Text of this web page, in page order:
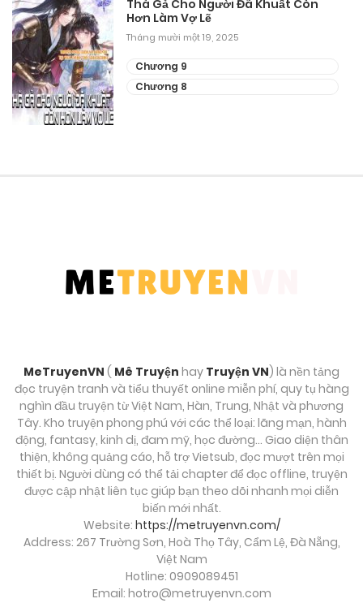
Thà Gả Cho Người Đã Khuất Còn
Hơn Làm Vợ Lẽ
Tháng mười một 19, 2025
Chương 9
Chương 8
MeTruyenVN ( Mê Truyện hay Truyện VN) là nền tảng
đọc truyện tranh và tiểu thuyết online miễn phí, quy tụ hàng
nghìn đầu truyện từ Việt Nam, Hàn, Trung, Nhật và phương
Tây. Kho truyện phong phú với các thể loại: lãng mạn, hành
động, fantasy, kinh dị, đam mỹ, học đường… Giao diện thân
thiện, không quảng cáo, hỗ trợ Vietsub, đọc mượt trên mọi
thiết bị. Người dùng có thể tải chapter để đọc offline, truyện
được cập nhật liên tục giúp bạn theo dõi nhanh mọi diễn
biến mới nhất.
Website: https://metruyenvn.com/
Address: 267 Trường Sơn, Hoà Thọ Tây, Cẩm Lệ, Đà Nẵng,
Việt Nam
Hotline: 0909089451
Email: hotro@metruyenvn.com